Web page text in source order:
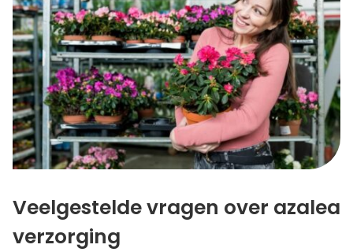
Veelgestelde vragen over azalea
verzorging